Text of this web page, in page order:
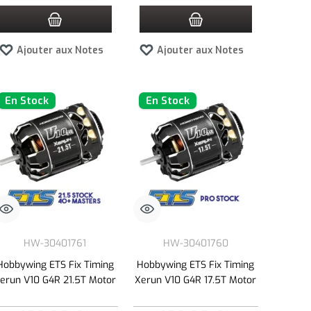
Ajouter aux Notes Ajouter aux Notes
En Stock
HW-30401761
ETS Fix Timing
V10 G4R 21.5T Motor
En Stock
HW-30401760
Hobbywing ETS Fix Timing
Xerun V10 G4R 17.5T Motor